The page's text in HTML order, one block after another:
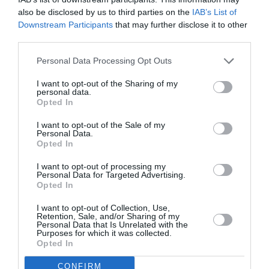
also be disclosed by us to third parties on the IAB’s List of
Downstream Participants that may further disclose it to other
Personal Data Processing Opt Outs
I want to opt-out of the Sharing of my
personal data.
Opted In
I want to opt-out of the Sale of my
Personal Data.
Opted In
I want to opt-out of processing my
Personal Data for Targeted Advertising.
Opted In
I want to opt-out of Collection, Use,
Retention, Sale, and/or Sharing of my
Personal Data that Is Unrelated with the
Purposes for which it was collected.
Opted In
CONFIRM
Ημερομηνία:
17/05/2017
Κέντρο Ελέγχου Τηλεοράσεων, Κύπρου 91Α & Σικίνου
35Α, Κυψέλη
Κέντρο Ελέγχου Τηλεοράσεων
Eισιτήρια:
Είσοδος ελεύθερη
Πληροφορίες / Κρατήσεις:
Τηλ.: 213 00 40 496, 69 45 34 84 45 |polychorosket.gr
Ακολουθήστε το Culturenow.gr στο